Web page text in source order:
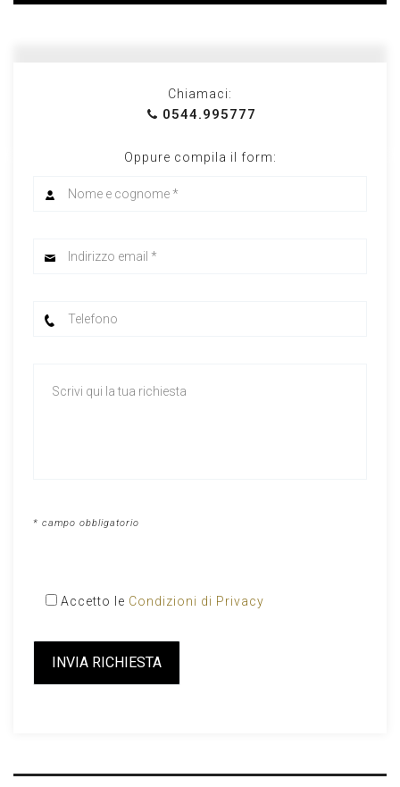
Chiamaci:
0544.995777
Oppure compila il form:
* campo obbligatorio
Accetto le Condizioni di Privacy
leave